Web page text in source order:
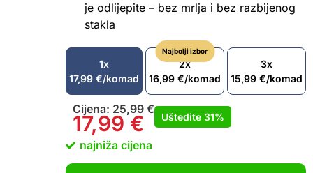
je odlijepite – bez mrlja i bez razbijenog
stakla
1x
17,99 €/komad
Najbolji izbor
2x
16,99 €/komad
3x
15,99 €/komad
Cijena:25,99€
17,99€ Uštedite 31%
najniža cijena